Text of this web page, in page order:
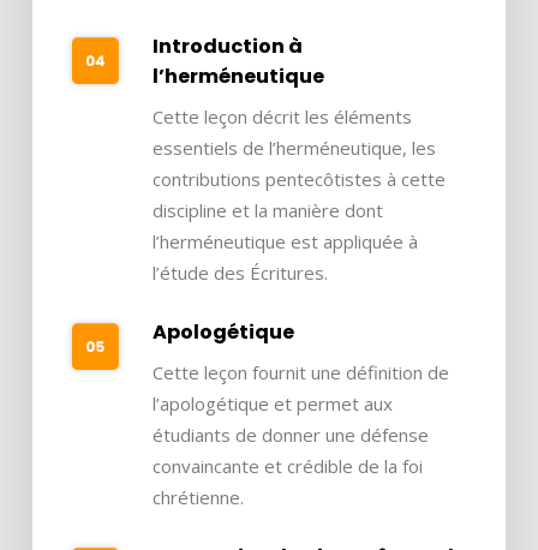
Introduction à
l’herméneutique
Cette leçon décrit les éléments
essentiels de l’herméneutique, les
contributions pentecôtistes à cette
discipline et la manière dont
l’herméneutique est appliquée à
l’étude des Écritures.
Apologétique
Cette leçon fournit une définition de
l’apologétique et permet aux
étudiants de donner une défense
convaincante et crédible de la foi
chrétienne.